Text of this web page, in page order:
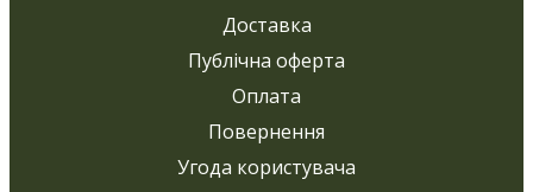
Доставка
Публічна оферта
Оплата
Повернення
Угода користувача